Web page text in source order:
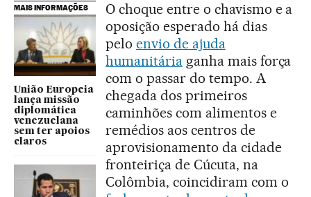
MAIS INFORMAÇÕES
União Europeia
lança missão
diplomática
venezuelana
sem ter apoios
claros
O choque entre o chavismo e a
oposição esperado há dias
pelo envio de ajuda
humanitáriaganha mais força
com o passar do tempo. A
chegada dos primeiros
caminhões com alimentos e
remédios aos centros de
aprovisionamento da cidade
fronteiriça de Cúcuta, na
Colômbia, coincidiram com o